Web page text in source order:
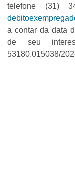
telefone (31)
a contar da data
de seu
53180.015038/